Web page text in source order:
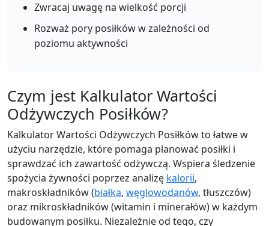
Chleb pełnoziarnisty
247 10.5g
g Add
Chleb biały Grain
266
calories
8.2g
protein
49.2g
carbs
3.2g
fat
Per 100g
Zwracaj uwagę na wielkość porcji
Rozważ pory posiłków w zależności od
poziomu aktywności
Czym jest Kalkulator Wartości
Odżywczych Posiłków?
Kalkulator Wartości Odżywczych Posiłków to łatwe w
użyciu narzędzie, które pomaga planować posiłki i
sprawdzać ich zawartość odżywczą. Wspiera śledzenie
spożycia żywności poprzez analizę kalorii,
makroskładników (białka, węglowodanów, tłuszczów)
oraz mikroskładników (witamin i minerałów) w każdym
budowanym posiłku. Niezależnie od tego, czy